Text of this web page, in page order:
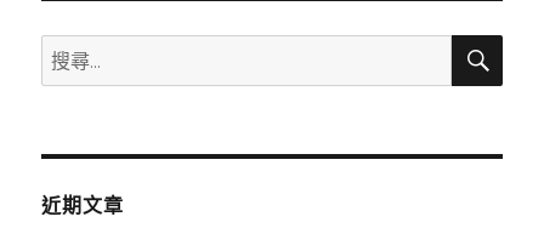
搜
尋
鍵
搜
近期文章